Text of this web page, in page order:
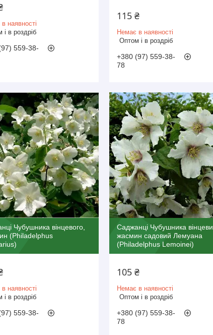
наявності
і в роздріб
559-38-
115 ₴
Немає в наявності
Оптом і в роздріб
+380 (97) 559-38-
78
Чубушника вінцевого,
(Philadelphus
наявності
і в роздріб
559-38-
Саджанці Чубушника
жасмин садовий Лемуана
(Philadelphus Lemoinei)
105 ₴
Немає в наявності
Оптом і в роздріб
+380 (97) 559-38-
78